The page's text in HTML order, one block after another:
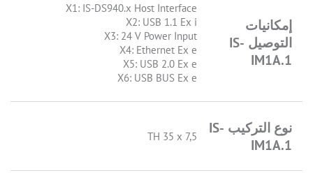
إمكانيات
التوصيل IS-
IM1A.1
X1: IS-DS940.x Host Interface
X2: USB 1.1 Ex i
X3: 24 V Power Input
X4: Ethernet Ex e
X5: USB 2.0 Ex e
X6: USB BUS Ex e
نوع التركيب IS-
IM1A.1
TH 35 x 7,5